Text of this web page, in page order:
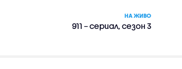
НА ЖИВО
911 – сериал, сезон 3